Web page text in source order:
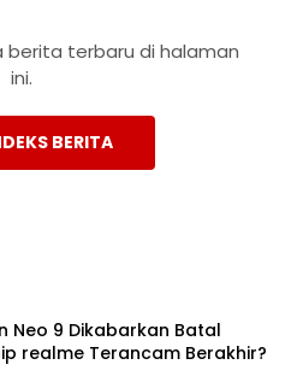
terbaru di halaman
ini.
BERITA
Neo 9 Dikabarkan Batal
realme Terancam Berakhir?